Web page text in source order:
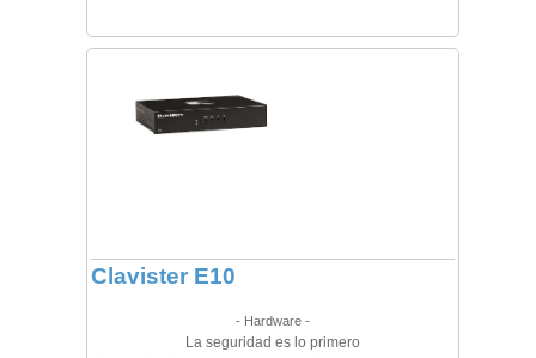
Clavister E10
- Hardware -
La seguridad es lo primero